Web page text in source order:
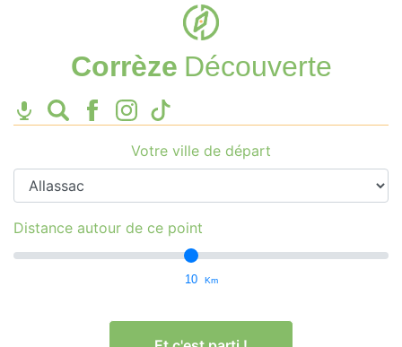
Corrèze Découverte
Votre ville de départ
Distance autour de ce point
10 Km